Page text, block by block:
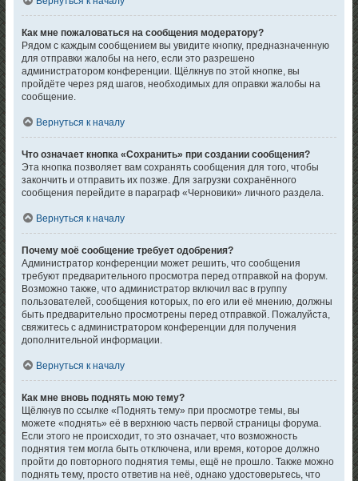
Как мне пожаловаться на сообщения модератору?
Рядом с каждым сообщением вы увидите кнопку, предназначенную
для отправки жалобы на него, если это разрешено
администратором конференции. Щёлкнув по этой кнопке, вы
пройдёте через ряд шагов, необходимых для оправки жалобы на
сообщение.
Вернуться к началу
Что означает кнопка «Сохранить» при создании сообщения?
Эта кнопка позволяет вам сохранять сообщения для того, чтобы
закончить и отправить их позже. Для загрузки сохранённого
сообщения перейдите в параграф «Черновики» личного раздела.
Вернуться к началу
Почему моё сообщение требует одобрения?
Администратор конференции может решить, что сообщения
требуют предварительного просмотра перед отправкой на форум.
Возможно также, что администратор включил вас в группу
пользователей, сообщения которых, по его или её мнению, должны
быть предварительно просмотрены перед отправкой. Пожалуйста,
свяжитесь с администратором конференции для получения
дополнительной информации.
Вернуться к началу
Как мне вновь поднять мою тему?
Щёлкнув по ссылке «Поднять тему» при просмотре темы, вы
можете «поднять» её в верхнюю часть первой страницы форума.
Если этого не происходит, то это означает, что возможность
поднятия тем могла быть отключена, или время, которое должно
пройти до повторного поднятия темы, ещё не прошло. Также можно
поднять тему, просто ответив на неё, однако удостоверьтесь, что